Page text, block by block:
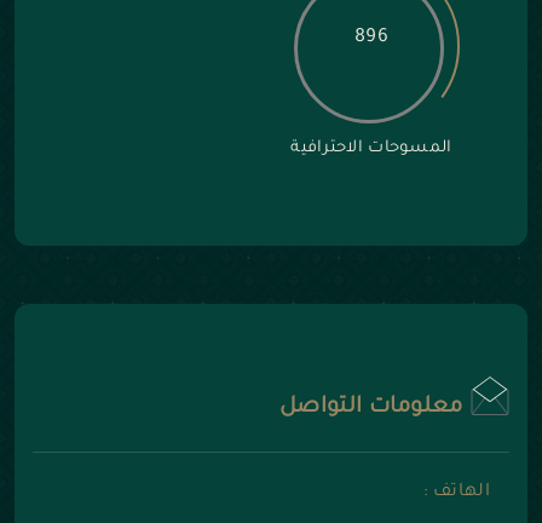
896
المسوحات الاحترافية
معلومات التواصل
الهاتف :